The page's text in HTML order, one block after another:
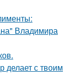
Владимира
делает с твоим